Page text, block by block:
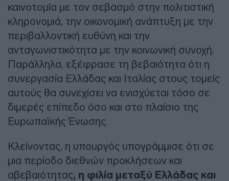
καινοτομία με τον σεβασμό στην πολιτιστική
κληρονομιά, την οικονομική ανάπτυξη με την
περιβαλλοντική ευθύνη και την
ανταγωνιστικότητα με την κοινωνική συνοχή.
Παράλληλα, εξέφρασε τη βεβαιότητα ότι η
συνεργασία Ελλάδας και Ιταλίας στους τομείς
αυτούς θα συνεχίσει να ενισχύεται τόσο σε
διμερές επίπεδο όσο και στο πλαίσιο της
Ευρωπαϊκής Ένωσης.
Κλείνοντας, η υπουργός υπογράμμισε ότι σε
μια περίοδο διεθνών προκλήσεων και
αβεβαιότητας, η φιλία μεταξύ Ελλάδας και